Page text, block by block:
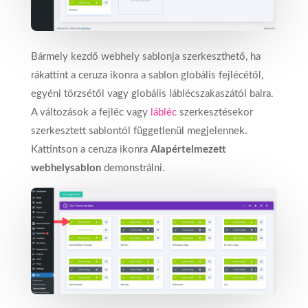
Bármely kezdő webhely sablonja szerkeszthető, ha
rákattint a ceruza ikonra a sablon globális fejlécétől,
egyéni törzsétől vagy globális láblécszakaszától balra.
A változások a fejléc vagy láblécszerkesztésekor
szerkesztett sablontól függetlenül megjelennek.
Kattintson a ceruza ikonra Alapértelmezett
webhelysablondemonstrálni.